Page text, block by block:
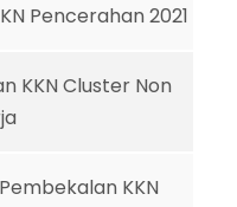
Pencerahan 2021
KKN Cluster Non
KKN